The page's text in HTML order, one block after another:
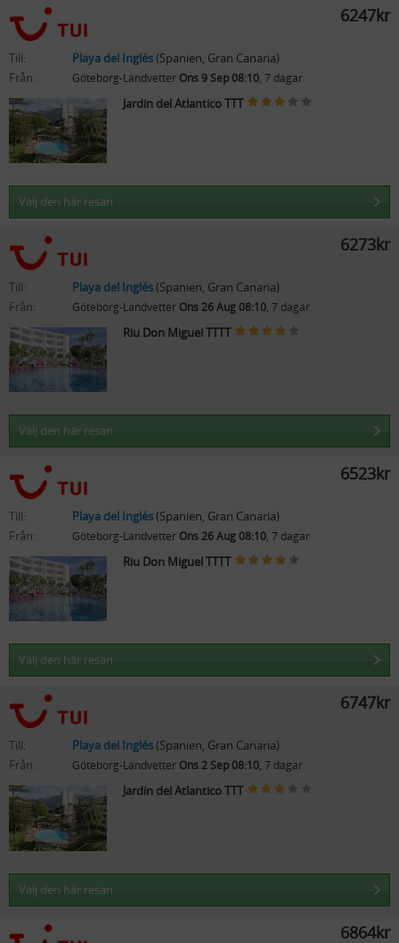
6247kr
Till: Playa del Inglés(Spanien, Gran Canaria)
Från:
Göteborg-Landvetter Ons 9 Sep 08:10, 7 dagar
Jardin del Atlantico TTT
Välj den här resan
6273kr
Till: Playa del Inglés(Spanien, Gran Canaria)
Från:
Göteborg-Landvetter Ons 26 Aug 08:10, 7 dagar
Riu Don Miguel TTTT
Välj den här resan
6523kr
Till: Playa del Inglés(Spanien, Gran Canaria)
Från:
Göteborg-Landvetter Ons 26 Aug 08:10, 7 dagar
Riu Don Miguel TTTT
Välj den här resan
6747kr
Till: Playa del Inglés(Spanien, Gran Canaria)
Från:
Göteborg-Landvetter Ons 2 Sep 08:10, 7 dagar
Jardin del Atlantico TTT
Välj den här resan
6864kr